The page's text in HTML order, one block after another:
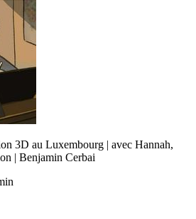
3D au Luxembourg | avec Hannah,
| Benjamin Cerbai